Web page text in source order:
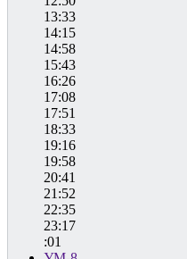
13:33
14:15
14:58
15:43
16:26
17:08
17:51
18:33
19:16
19:58
20:41
21:52
22:35
23:17
:01